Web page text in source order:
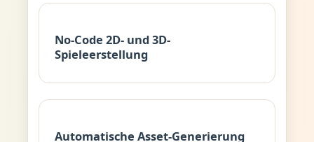
No-Code 2D- und 3D-
Spieleerstellung
Automatische Asset-Generierung